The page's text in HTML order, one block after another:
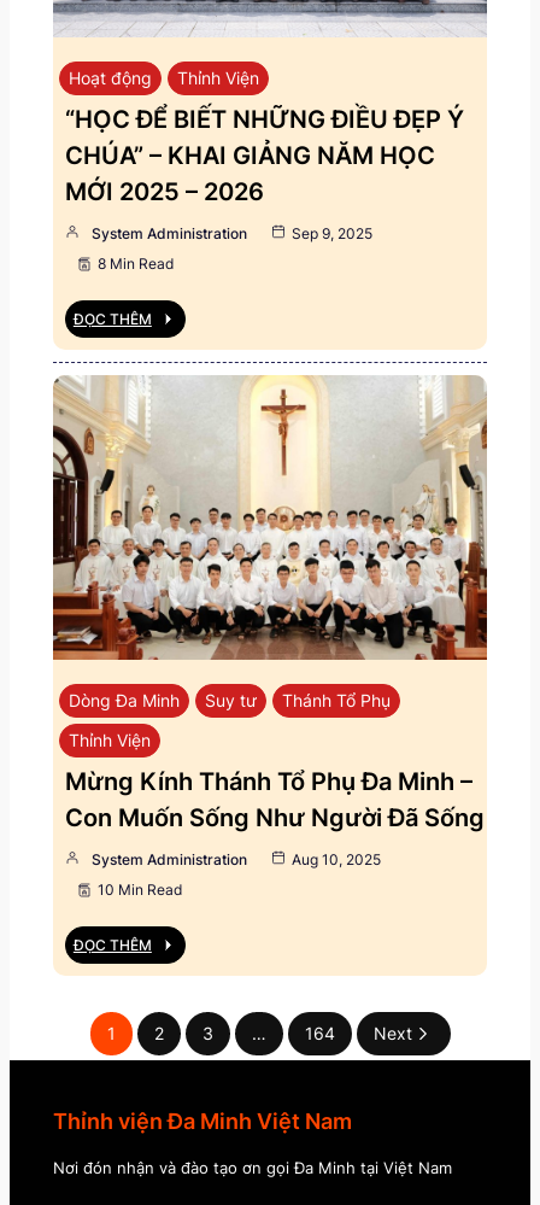
Hoạt động Thỉnh Viện
“HỌC ĐỂ BIẾT NHỮNG ĐIỀU ĐẸP Ý
CHÚA” – KHAI GIẢNG NĂM HỌC
MỚI 2025 – 2026
System Administration
Sep 9, 2025
8 Min Read
ĐỌC THÊM
Dòng Đa Minh Suy tư
Thánh Tổ Phụ
Thỉnh Viện
Mừng Kính Thánh Tổ Phụ Đa Minh –
Con Muốn Sống Như Người Đã Sống
System Administration
Aug 10, 2025
10 Min Read
ĐỌC THÊM
1 2 3 … 164 Next
Thỉnh viện Đa Minh Việt Nam
Nơi đón nhận và đào tạo ơn gọi Đa Minh tại Việt Nam